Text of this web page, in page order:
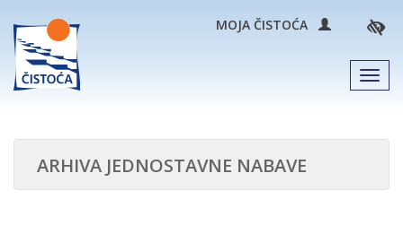
MOJA ČISTOĆA
ARHIVA JEDNOSTAVNE NABAVE